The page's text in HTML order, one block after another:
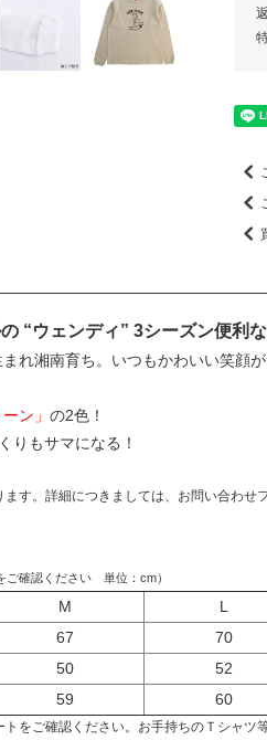
“ウェンディ” 3シーズン便利
れ湘南育ち。いつもかわいい笑顔
ン」 の2色！
りもサマになる！
す。詳細につきましては、お問い合わせ
ご確認ください 単位：cm）
M L
67 70
50 52
59 60
をご確認ください。お手持ちのＴシャツ